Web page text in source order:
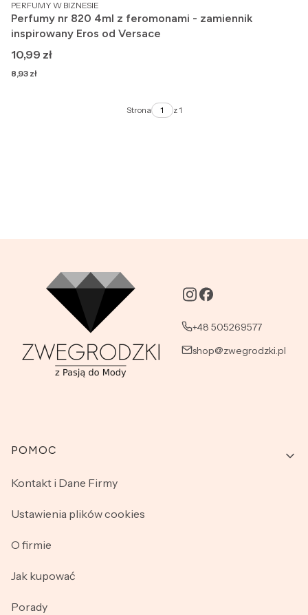
PERFUMY W BIZNESIE
Perfumy nr 820 4ml z feromonami - zamiennik
inspirowany Eros od Versace
Cena
10,99 zł
Cena
8,93 zł
Strona z 1
+48 505269577
shop@zwegrodzki.pl
Linki w stopce
POMOC
Kontakt i Dane Firmy
Ustawienia plików cookies
O firmie
Jak kupować
Porady